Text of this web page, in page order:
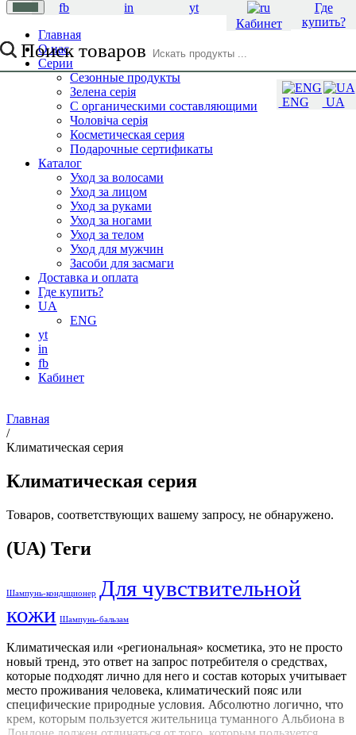
Где
купить?
UA
ENG
yt
in
fb
Кабинет
Поиск товаров
Главная
О нас
Серии
Сезонные продукты
Зелена серія
С органическими составляющими
Чоловіча серія
Косметическая серия
Подарочные сертификаты
Каталог
Уход за волосами
Уход за лицом
Уход за руками
Уход за ногами
Уход за телом
Уход для мужчин
Засоби для засмаги
Доставка и оплата
Где купить?
UA
ENG
yt
in
fb
Кабинет
Главная
/
Климатическая серия
Климатическая серия
Товаров, соответствующих вашему запросу, не обнаружено.
(UA) Теги
Шампунь-кондиционер
Для чувствительной
кожи Шампунь-бальзам
Климатическая или «региональная» косметика, это не просто
новый тренд, это ответ на запрос потребителя о средствах,
которые подходят лично для него и состав которых учитывает
место проживания человека, климатический пояс или
специфические природные условия. Абсолютно логично, что
крем, которым пользуется жительница туманного Альбиона в